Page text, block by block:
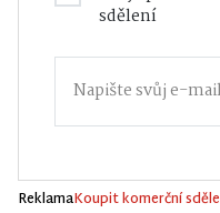
sdělení
ReklamaKoupit komerční